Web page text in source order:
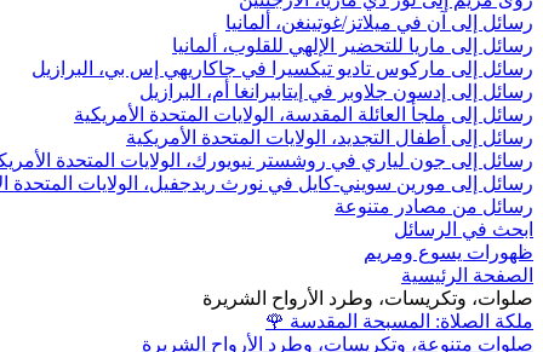
رسائل إلى آن في ميلاتز/غوتينغن، ألمانيا
رسائل إلى ماريا للتحضير الإلهي للقلوب، ألمانيا
رسائل إلى ماركوس تاديو تيكسيرا في جاكاريهي إس بي، البرازيل
رسائل إلى إدسون جلاوبر في إيتابيرانغا أم، البرازيل
رسائل إلى ملجأ العائلة المقدسة، الولايات المتحدة الأمريكية
رسائل إلى أطفال التجديد، الولايات المتحدة الأمريكية
رسائل إلى جون لياري في روشستر نيويورك، الولايات المتحدة
رسائل إلى مورين سويني-كايل في نورث ريدجفيل، الولايات المتحدة
رسائل من مصادر متنوعة
ابحث في الرسائل
ظهورات يسوع ومريم
الصفحة الرئيسية
صلوات، وتكريسات، وطرد الأرواح الشريرة
ملكة الصلاة: المسبحة المقدسة 🌹
صلوات متنوعة، وتكريسات، وطرد الأرواح الشريرة